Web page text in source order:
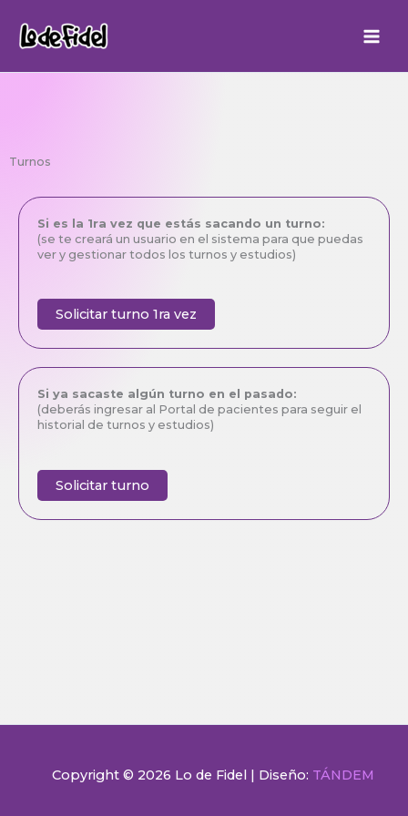
contenido
Turnos
Si es la 1ra vez que estás sacando un turno:
(se te creará un usuario en el sistema para que puedas
ver y gestionar todos los turnos y estudios)
Solicitar turno 1ra vez
Si ya sacaste algún turno en el pasado:
(deberás ingresar al Portal de pacientes para seguir el
historial de turnos y estudios)
Solicitar turno
Copyright © 2026 Lo de Fidel | Diseño: TÁNDEM